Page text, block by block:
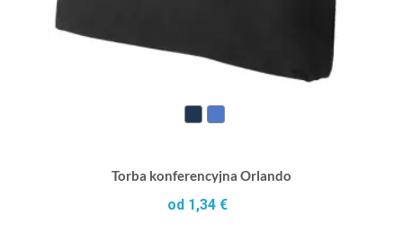
Torba konferencyjna Orlando
od 1,34 €